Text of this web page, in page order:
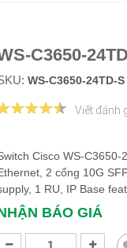
C3650-
WS-C3650-24TD-S
Viết đánh
Cisco WS-
2 cổng 10G
1 RU, IP Base
BÁO GIÁ